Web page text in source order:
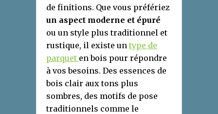
de finitions. Que vous préfériez
un aspect moderne et épuré
ou un style plus traditionnel et
rustique, il existe un type de
parquet en bois pour répondre
à vos besoins. Des essences de
bois clair aux tons plus
sombres, des motifs de pose
traditionnels comme le